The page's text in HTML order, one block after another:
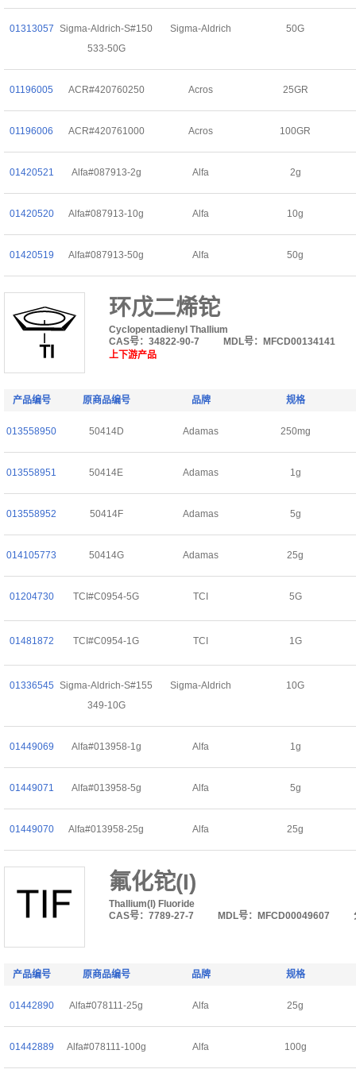
01313057 Sigma-Aldrich-S#150
533-50G
Sigma-Aldrich 50G
01196005 ACR#420760250 Acros 25GR
01196006 ACR#420761000 Acros 100GR
01420521 Alfa#087913-2g Alfa 2g
01420520 Alfa#087913-10g Alfa 10g
01420519 Alfa#087913-50g Alfa 50g
环戊二烯铊
Cyclopentadienyl Thallium
CAS号：34822-90-7
MDL号：MFCD00134141
上下游产品
产品编号 原商品编号 品牌 规格
013558950 50414D Adamas 250mg
013558951 50414E Adamas 1g
013558952 50414F Adamas 5g
014105773 50414G Adamas 25g
01204730 TCI#C0954-5G TCI 5G
01481872 TCI#C0954-1G TCI 1G
01336545 Sigma-Aldrich-S#155
349-10G
Sigma-Aldrich 10G
01449069 Alfa#013958-1g Alfa 1g
01449071 Alfa#013958-5g Alfa 5g
01449070 Alfa#013958-25g Alfa 25g
氟化铊(I)
Thallium(I) Fluoride
CAS号：7789-27-7
MDL号：MFCD00049607
产品编号 原商品编号 品牌 规格
01442890 Alfa#078111-25g Alfa 25g
01442889 Alfa#078111-100g Alfa 100g